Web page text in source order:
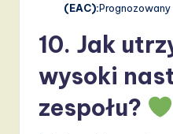
(EAC):
10. Jak
wysoki
zespołu?